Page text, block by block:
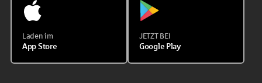
Laden im
App Store
JETZT BEI
Google Play